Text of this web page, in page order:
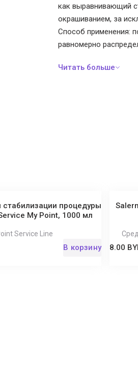
как выравнивающий
окрашиванием, за
Способ применения:
равномерно
процедуры
My Point, 1000 мл
Service Line
В корзину 8.00